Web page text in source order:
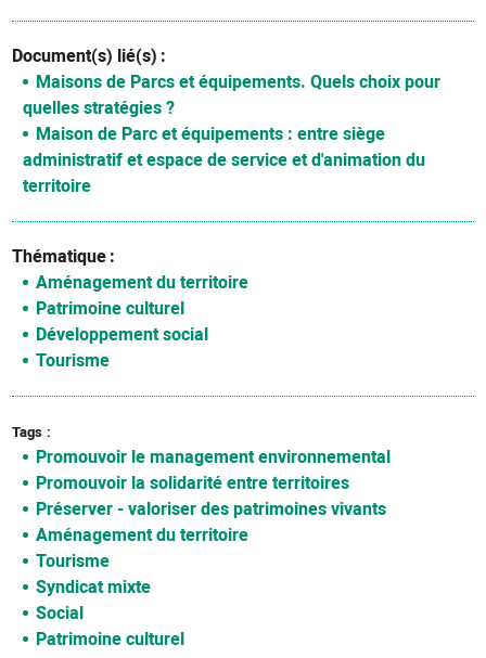
Document(s) lié(s)
Maisons de Parcs et équipements. Quels choix pour
quelles stratégies ?
Maison de Parc et équipements : entre siège
administratif et espace de service et d'animation du
territoire
Thématique
Aménagement du territoire
Patrimoine culturel
Développement social
Tourisme
Tags
Promouvoir le management environnemental
Promouvoir la solidarité entre territoires
Préserver - valoriser des patrimoines vivants
Aménagement du territoire
Tourisme
Syndicat mixte
Social
Patrimoine culturel